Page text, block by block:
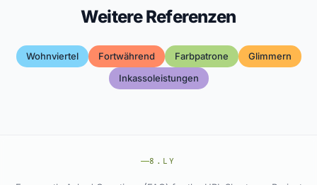
Weitere Referenzen
Wohnviertel Fortwährend Farbpatrone
Glimmern
Inkassoleistungen
8.LY